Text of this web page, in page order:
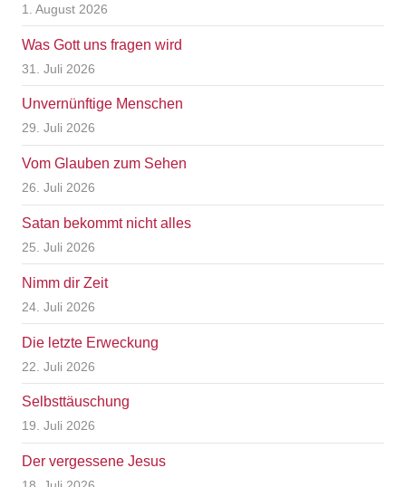
1. August 2026
Was Gott uns fragen wird
31. Juli 2026
Unvernünftige Menschen
29. Juli 2026
Vom Glauben zum Sehen
26. Juli 2026
Satan bekommt nicht alles
25. Juli 2026
Nimm dir Zeit
24. Juli 2026
Die letzte Erweckung
22. Juli 2026
Selbsttäuschung
19. Juli 2026
Der vergessene Jesus